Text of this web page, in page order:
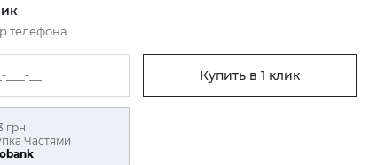
телефона
Купить в 1 клик
грн
Частями